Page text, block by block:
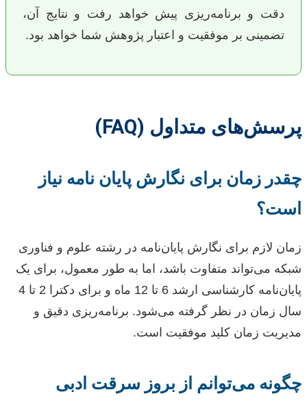
دقت و برنامه‌ریزی پیش خواهد رفت و نتایج آن،
تضمینی بر موفقیت و اعتبار پژوهش شما خواهد بود.
پرسش‌های متداول (FAQ)
چقدر زمان برای نگارش پایان نامه نیاز
است؟
زمان لازم برای نگارش پایان‌نامه در رشته علوم و فناوری
شبکه می‌تواند متفاوت باشد، اما به طور معمول، برای یک
پایان‌نامه کارشناسی ارشد 6 تا 12 ماه و برای دکترا 2 تا 4
سال زمان در نظر گرفته می‌شود. برنامه‌ریزی دقیق و
مدیریت زمان کلید موفقیت است.
چگونه می‌توانم از بروز سرقت ادبی